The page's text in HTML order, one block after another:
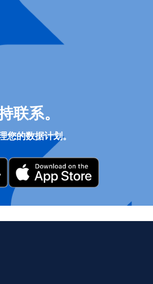
eSIM technology.
activation. They will
you can scan or enter
the benefits of eSIM
联系。
您的数据计划。